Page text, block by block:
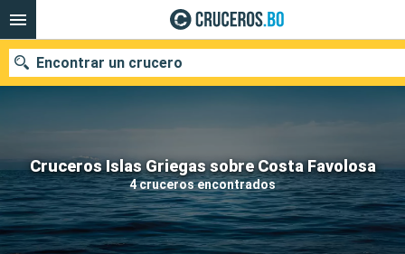
Cruceros Islas Griegas sobre Costa Favolosa
4 cruceros encontrados
Encontrar un crucero
Nuestros destinos
Fecha de salida
Puertos Compañías